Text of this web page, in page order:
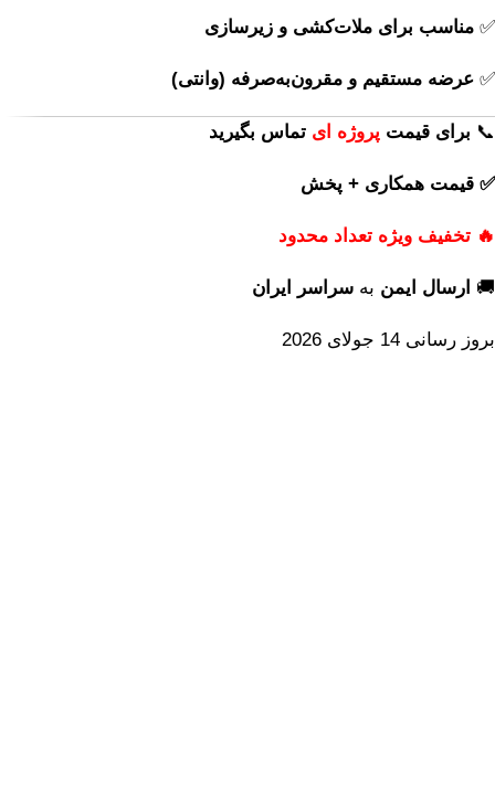
✅ مناسب برای ملات‌کشی و زیرسازی
✅ عرضه مستقیم و مقرون‌به‌صرفه (وانتی)
📞 برای قیمت پروژه ای تماس بگیرید
✅ قیمت همکاری + پخش
🔥 تخفیف ویژه تعداد محدود
🚚 ارسال ایمن به سراسر ایران
بروز رسانی 14 جولای 2026